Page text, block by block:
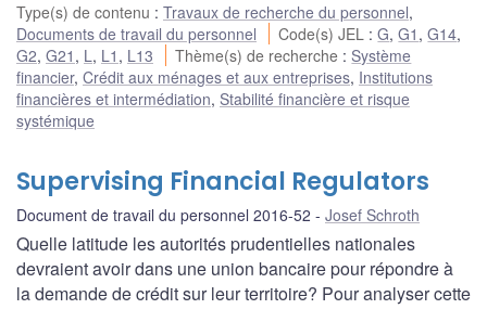
Type(s) de contenu : Travaux de recherche du personnel,
Documents de travail du personnel
Code(s) JEL :G,G1 ,G14,
G2, G21 , L, L1 , L13 Thème(s) de recherche : Système
financier, Crédit aux ménages et aux entreprises, Institutions
financières et intermédiation, Stabilité financière et risque
systémique
Supervising Financial Regulators
Document de travail du personnel 2016-52 Josef Schroth
Quelle latitude les autorités prudentielles nationales
devraient avoir dans une union bancaire pour répondre à
la demande de crédit sur leur territoire? Pour analyser cette